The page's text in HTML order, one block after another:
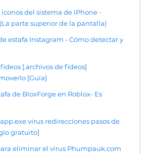
iconos del sistema de iPhone -
parte superior de la pantalla)
estafa Instagram - Cómo detectar y
[.archivos de fideos]
[Guía]
de BloxForge en Roblox- Es
virus redirecciones pasos de
gratuito]
eliminar el virus Phumpauk.com